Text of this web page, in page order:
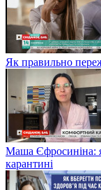
Як правильно
Маша Єфросиніна:
карантині